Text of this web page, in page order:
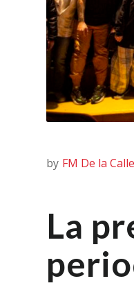
by FM De la Calle
La